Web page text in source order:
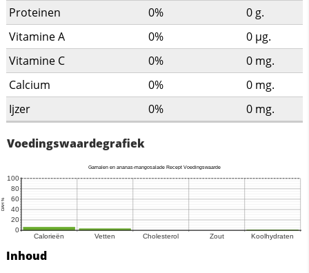
Proteinen 0% 0 g.
Vitamine A
0% 0 µg.
Vitamine C
0% 0 mg.
Calcium
0% 0 mg.
Ijzer
0% 0 mg.
Voedingswaardegrafiek
Inhoud